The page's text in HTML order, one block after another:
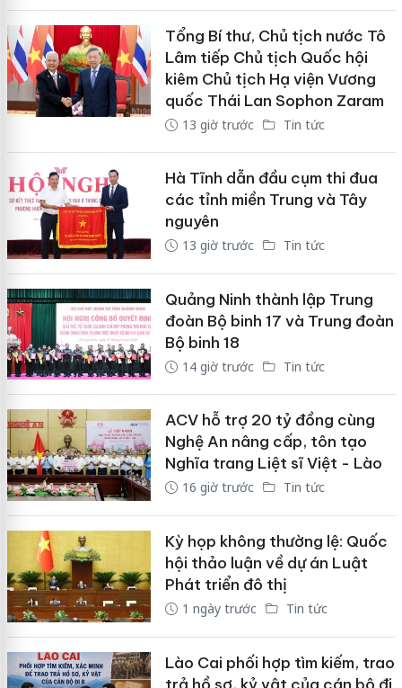
Tổng Bí thư, Chủ tịch nước Tô
Lâm tiếp Chủ tịch Quốc hội
kiêm Chủ tịch Hạ viện Vương
quốc Thái Lan Sophon Zaram
13 giờ trước Tin tức
Hà Tĩnh dẫn đầu cụm thi đua
các tỉnh miền Trung và Tây
nguyên
13 giờ trước Tin tức
Quảng Ninh thành lập Trung
đoàn Bộ binh 17 và Trung đoàn
Bộ binh 18
14 giờ trước Tin tức
ACV hỗ trợ 20 tỷ đồng cùng
Nghệ An nâng cấp, tôn tạo
Nghĩa trang Liệt sĩ Việt - Lào
16 giờ trước Tin tức
Kỳ họp không thường lệ: Quốc
hội thảo luận về dự án Luật
Phát triển đô thị
1 ngày trước Tin tức
Lào Cai phối hợp tìm kiếm, trao